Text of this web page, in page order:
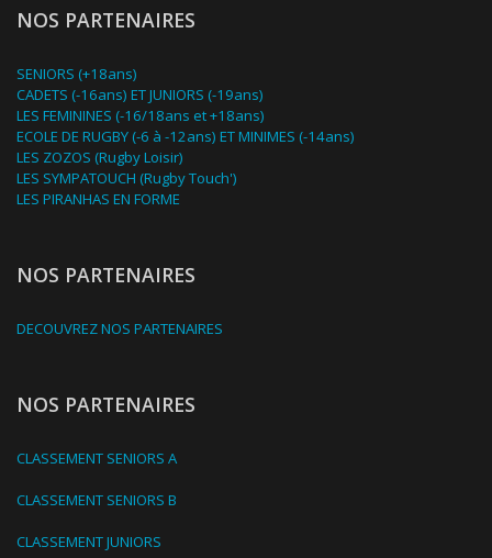
NOS PARTENAIRES
SENIORS (+18ans)
CADETS (-16ans) ET JUNIORS (-19ans)
LES FEMININES (-16/18ans et +18ans)
ECOLE DE RUGBY (-6 à -12ans) ET MINIMES (-14ans)
LES ZOZOS (Rugby Loisir)
LES SYMPATOUCH (Rugby Touch')
LES PIRANHAS EN FORME
NOS PARTENAIRES
DECOUVREZ NOS PARTENAIRES
NOS PARTENAIRES
CLASSEMENT SENIORS A
CLASSEMENT SENIORS B
CLASSEMENT JUNIORS